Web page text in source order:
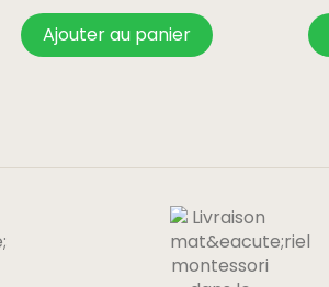
Ajouter au panier